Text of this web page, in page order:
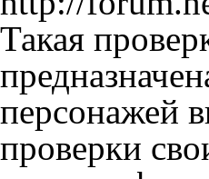
Такая
персонажей
проверки